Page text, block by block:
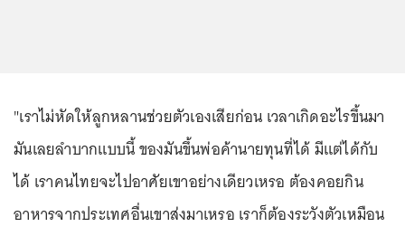
"เราไม่หัดให้ลูกหลานช่วยตัวเองเสียก่อน เวลาเกิดอะไรขึ้นมา
มันเลยลำบากแบบนี้ ของมันขึ้นพ่อค้านายทุนที่ได้ มีแต่ได้กับ
ได้ เราคนไทยจะไปอาศัยเขาอย่างเดียวเหรอ ต้องคอยกิน
อาหารจากประเทศอื่นเขาส่งมาเหรอ เราก็ต้องระวังตัวเหมือน